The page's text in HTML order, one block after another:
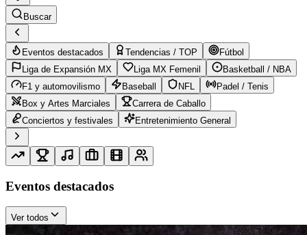
Buscar
Eventos destacados Tendencias / TOP
Fútbol
Liga de Expansión MX
Liga MX Femenil
Basketball / NBA
F1 y automovilismo
Baseball NFL
Padel / Tenis
Box y Artes Marciales
Carrera de Caballo
Conciertos y festivales
Entretenimiento General
Eventos destacados
Ver todos